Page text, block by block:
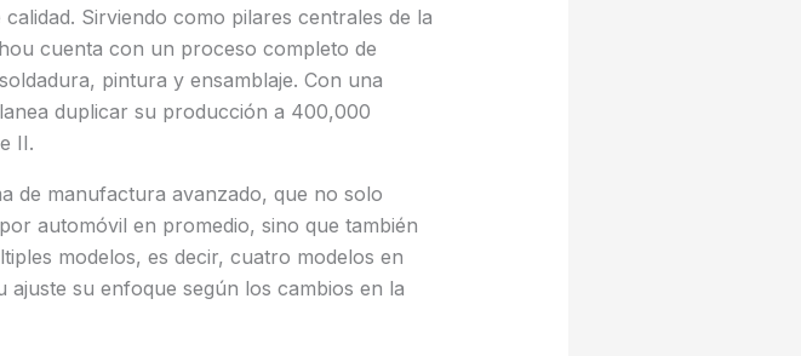
Sirviendo como pilares centrales de la
cuenta con un proceso completo de
pintura y ensamblaje. Con una
duplicar su producción a 400,000
II.
de manufactura avanzado, que no solo
automóvil en promedio, sino que también
modelos, es decir, cuatro modelos en
su enfoque según los cambios en la